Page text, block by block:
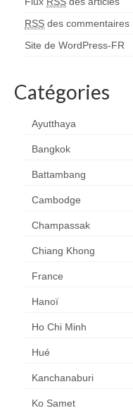
RSS des commentaires
Site de WordPress-FR
Catégories
Ayutthaya
Bangkok
Battambang
Cambodge
Champassak
Chiang Khong
France
Hanoï
Ho Chi Minh
Hué
Kanchanaburi
Ko Samet